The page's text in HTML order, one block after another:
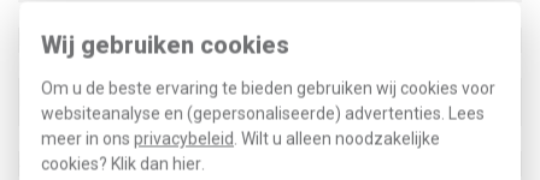
Wij gebruiken cookies
Om u de beste ervaring te bieden gebruiken wij cookies voor
websiteanalyse en (gepersonaliseerde) advertenties. Lees
meer in ons privacybeleid. Wilt u alleen noodzakelijke
cookies? Klik dan hier.
Materiaal
Bevestigingswijze
Montagerichting
Horizontaal en
verticaal
RAL-nummer (vergelijkbaar)
1013
Slagvastheid